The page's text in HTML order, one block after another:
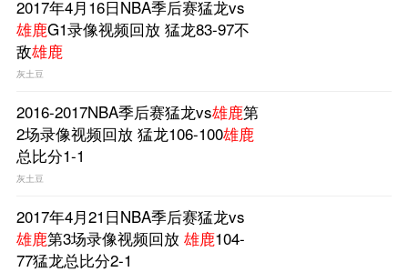
2017年4月16日NBA季后赛猛龙vs
雄鹿G1录像视频回放 猛龙83-97不
敌雄鹿
灰土豆
2016-2017NBA季后赛猛龙vs雄鹿第
2场录像视频回放 猛龙106-100雄鹿
总比分1-1
灰土豆
2017年4月21日NBA季后赛猛龙vs
雄鹿第3场录像视频回放 雄鹿104-
77猛龙总比分2-1